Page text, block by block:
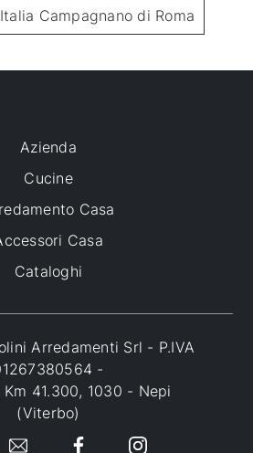
Campagnano di Roma
Azienda
Cucine
Casa
Casa
Cataloghi
Arredamenti Srl - P.IVA
-
41.300, 1030 - Nepi
(Viterbo)